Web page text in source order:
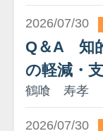
2026/07/30
Q＆A 知
の軽減・支
鶴喰 寿孝
2026/07/30